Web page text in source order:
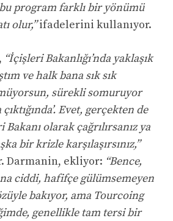
program farklı bir yönümü
olur,”ifadelerini kullanıyor.
“İçişleri Bakanlığı’nda yaklaşık
ve halk bana sık sık
sürekli somuruyor
Evet, gerçekten de
olarak çağrılırsanız ya
bir krizle karşılaşırsınız,”
Darmanin, ekliyor: “Bence,
ciddi, hafifçe gülümsemeyen
bakıyor, ama Tourcoing
genellikle tam tersi bir